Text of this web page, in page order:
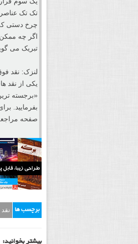
از پل سفید
لطفا نظر
را مطرح
سازنده
لینک عکس
مروری بر